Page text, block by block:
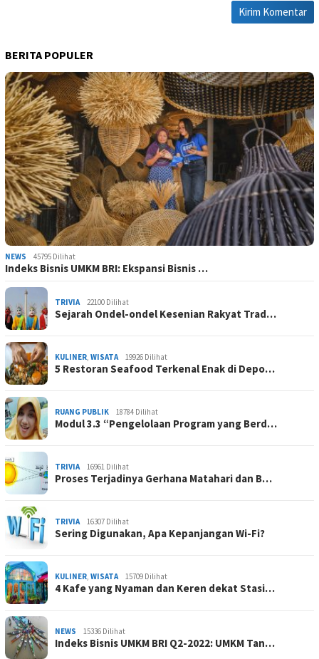
BERITA POPULER
NEWS 45795 Dilihat
Indeks Bisnis UMKM BRI: Ekspansi Bisnis …
TRIVIA 22100 Dilihat
Sejarah Ondel-ondel Kesenian Rakyat Trad…
KULINER, WISATA 19926 Dilihat
5 Restoran Seafood Terkenal Enak di Depo…
RUANG PUBLIK 18784 Dilihat
Modul 3.3 “Pengelolaan Program yang Berd…
TRIVIA 16961 Dilihat
Proses Terjadinya Gerhana Matahari dan B…
TRIVIA 16307 Dilihat
Sering Digunakan, Apa Kepanjangan Wi-Fi?
KULINER, WISATA 15709 Dilihat
4 Kafe yang Nyaman dan Keren dekat Stasi…
NEWS 15336 Dilihat
Indeks Bisnis UMKM BRI Q2-2022: UMKM Tan…